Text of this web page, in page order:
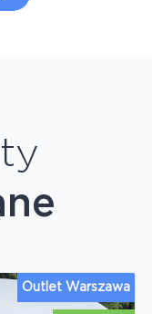
Outlet Warszawa